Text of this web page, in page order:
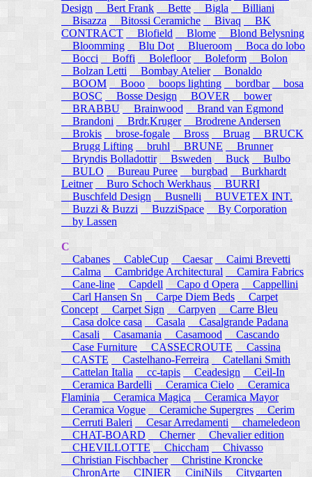
Design
Bert Frank Bette Bigla
Billiani
Bisazza
Bitossi Ceramiche Bivaq
BK
CONTRACT
Blofield Blome Blond Belysning
Bloomming
Blu Dot Blueroom
Boca do lobo
Bocci
Boffi Bolefloor Boleform
Bolon
Bolzan Letti
Bombay Atelier
Bonaldo
BOOM
Booo boops lighting bordbar
bosa
BOSC
Bosse Design BOVER
bower
BRABBU
Brainwood
Brand van Egmond
Brandoni
Brdr.Kruger
Brodrene Andersen
Brokis
brose-fogale Bross Bruag
BRUCK
Brugg Lifting
bruhl BRUNE
Brunner
Bryndis Bolladottir
Bsweden Buck
Bulbo
BULO
Bureau Puree burgbad
Burkhardt
Leitner
Buro Schoch Werkhaus
BURRI
Buschfeld Design
Busnelli
BUVETEX INT.
Buzzi & Buzzi
BuzziSpace By Corporation
by Lassen
C
Cabanes
CableCup Caesar
Caimi Brevetti
Calma
Cambridge Architectural
Camira Fabrics
Cane-line
Capdell Capo d Opera
Cappellini
Carl Hansen Sn
Carpe Diem Beds
Carpet
Concept
Carpet Sign Carpyen
Carre Bleu
Casa dolce casa
Casala
Casalgrande Padana
Casali
Casamania Casamood
Cascando
Case Furniture
CASSECROUTE
Cassina
CASTE
Castelhano-Ferreira
Catellani Smith
Cattelan Italia
cc-tapis Ceadesign
Ceil-In
Ceramica Bardelli
Ceramica Cielo
Ceramica
Flaminia
Ceramica Magica
Ceramica Mayor
Ceramica Vogue
Ceramiche Supergres Cerim
Cerruti Baleri
Cesar Arredamenti
chameledeon
CHAT-BOARD
Cherner
Chevalier edition
CHEVILLOTTE
Chiccham
Chivasso
Christian Fischbacher
Christine Kroncke
ChronArte
CINIER CiniNils
Citygarten